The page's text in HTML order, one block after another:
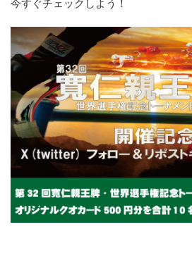
今すぐチェックしよう！